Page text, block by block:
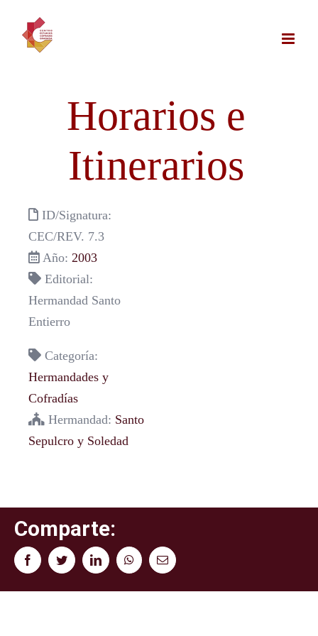
contenido
Horarios e
Itinerarios
ID/Signatura:
CEC/REV. 7.3
Año: 2003
Editorial:
Hermandad Santo
Entierro
Categoría:
Hermandades y
Cofradías
Hermandad: Santo
Sepulcro y Soledad
Comparte:
FacebookTwitterLinkedInWhatsAppCorreo
electrónico